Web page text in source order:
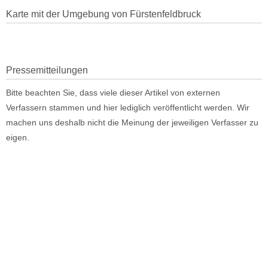
Karte mit der Umgebung von Fürstenfeldbruck
Pressemitteilungen
Bitte beachten Sie, dass viele dieser Artikel von externen
Verfassern stammen und hier lediglich veröffentlicht werden. Wir
machen uns deshalb nicht die Meinung der jeweiligen Verfasser zu
eigen.